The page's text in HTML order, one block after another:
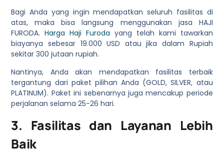
Bagi Anda yang ingin mendapatkan seluruh fasilitas di
atas, maka bisa langsung menggunakan jasa HAJI
FURODA.Harga Haji Furoda yang telah kami tawarkan
biayanya sebesar 19.000 USD atau jika dalam Rupiah
sekitar 300 jutaan rupiah.
Nantinya, Anda akan mendapatkan fasilitas terbaik
tergantung dari paket pilihan Anda (GOLD, SILVER, atau
PLATINUM). Paket ini sebenarnya juga mencakup periode
perjalanan selama 25-26 hari.
3. Fasilitas dan Layanan Lebih
Baik